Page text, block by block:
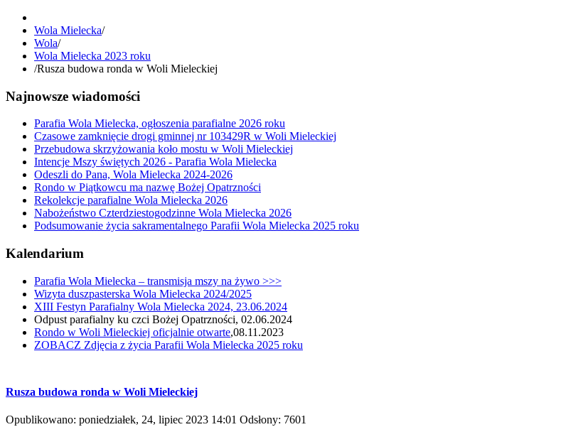
Wola Mielecka/
Wola/
Wola Mielecka 2023 roku
/Rusza budowa ronda w Woli Mieleckiej
Najnowsze wiadomości
Parafia Wola Mielecka, ogłoszenia parafialne 2026 roku
Czasowe zamknięcie drogi gminnej nr 103429R w Woli Mieleckiej
Przebudowa skrzyżowania koło mostu w Woli Mieleckiej
Intencje Mszy świętych 2026 - Parafia Wola Mielecka
Odeszli do Pana, Wola Mielecka 2024-2026
Rondo w Piątkowcu ma nazwę Bożej Opatrzności
Rekolekcje parafialne Wola Mielecka 2026
Nabożeństwo Czterdziestogodzinne Wola Mielecka 2026
Podsumowanie życia sakramentalnego Parafii Wola Mielecka 2025 roku
Kalendarium
Parafia Wola Mielecka – transmisja mszy na żywo >>>
Wizyta duszpasterska Wola Mielecka 2024/2025
XIII Festyn Parafialny Wola Mielecka 2024, 23.06.2024
Odpust parafialny ku czci Bożej Opatrzności, 02.06.2024
Rondo w Woli Mieleckiej oficjalnie otwarte,08.11.2023
ZOBACZ Zdjęcia z życia Parafii Wola Mielecka 2025 roku
Rusza budowa ronda w Woli Mieleckiej
Opublikowano: poniedziałek, 24, lipiec 2023 14:01 Odsłony: 7601